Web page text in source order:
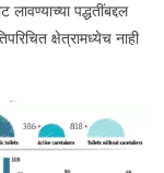
लावण्याच्या पद्धतींबद्दल
क्षेत्रामध्येच नाही